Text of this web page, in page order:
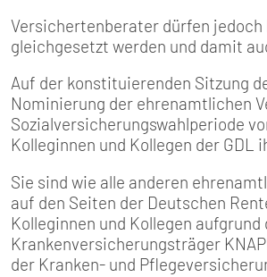
Versichertenberater dürfen
gleichgesetzt werden und damit
Auf der konstituierenden Sitzung
Nominierung der ehrenamtlichen
Sozialversicherungswahlperiode
Kolleginnen und Kollegen der
Sie sind wie alle anderen
auf den Seiten der Deutschen
Kolleginnen und Kollegen
Krankenversicherungsträger
der Kranken- und